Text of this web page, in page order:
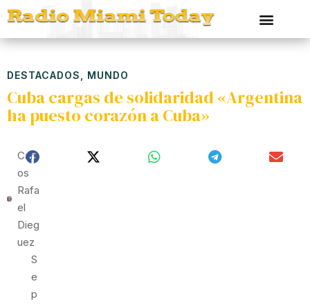
DESTACADOS MUNDO
Cuba cargas de solidaridad «Argentina
ha puesto corazón a Cuba»
Carl
Os
Rafa
El
Dieg
Uez
S
E
P